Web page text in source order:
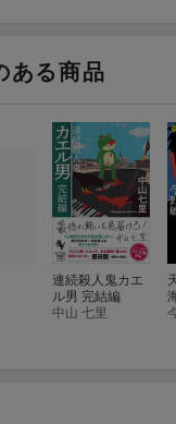
ある商品
連続殺人鬼カエ
ル男 完結編
中山 七里